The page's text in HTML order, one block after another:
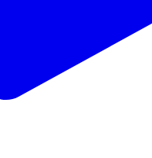
से 17 वर्षीय नाबालिग
दर्ज कराई